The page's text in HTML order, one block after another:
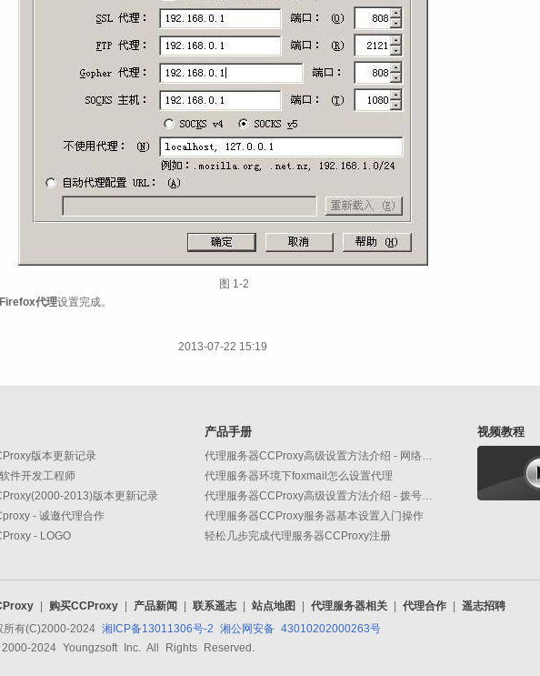
图 1‑2
Firefox代理设置完成。
2013-07-22 15:19
版本更新记录
件开发工程师
2013)版本更新记录
- 诚邀代理合作
- LOGO
产品手册
代理服务器CCProxy高级设置方法介绍 - 网络功能
代理服务器环境下foxmail怎么设置代理
代理服务器CCProxy高级设置方法介绍 - 拨号功能
代理服务器CCProxy服务器基本设置入门操作
轻松几步完成代理服务器CCProxy注册
视频教程
购买CCProxy 产品新闻 联系遥志 站点地图 代理服务器相关 代理合作
遥志招聘
有(C)2000-2024 湘ICP备13011306号-2 湘公网安备 43010202000263号
2024 Youngzsoft Inc. All Rights Reserved.